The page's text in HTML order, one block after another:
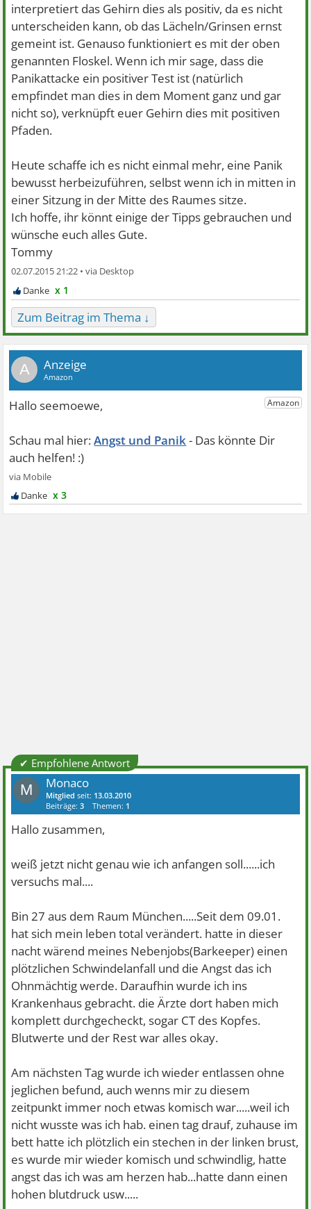
interpretiert das Gehirn dies als positiv, da es nicht
unterscheiden kann, ob das Lächeln/Grinsen ernst
gemeint ist. Genauso funktioniert es mit der oben
genannten Floskel. Wenn ich mir sage, dass die
Panikattacke ein positiver Test ist (natürlich
empfindet man dies in dem Moment ganz und gar
nicht so), verknüpft euer Gehirn dies mit positiven
Pfaden.
Heute schaffe ich es nicht einmal mehr, eine Panik
bewusst herbeizuführen, selbst wenn ich in mitten in
einer Sitzung in der Mitte des Raumes sitze.
Ich hoffe, ihr könnt einige der Tipps gebrauchen und
wünsche euch alles Gute.
Tommy
02.07.2015 21:22 •
x 1
Zum Beitrag im Thema ↓
A
Angst und Panik
x 3
✔ Empfohlene Antwort
M Monaco
Mitglied seit: 13.03.2010
Beiträge:3 Themen: 1
Hallo zusammen,
weiß jetzt nicht genau wie ich anfangen soll......ich
versuchs mal....
Bin 27 aus dem Raum München.....Seit dem 09.01.
hat sich mein leben total verändert. hatte in dieser
nacht wärend meines Nebenjobs(Barkeeper) einen
plötzlichen Schwindelanfall und die Angst das ich
Ohnmächtig werde. Daraufhin wurde ich ins
Krankenhaus gebracht. die Ärzte dort haben mich
komplett durchgecheckt, sogar CT des Kopfes.
Blutwerte und der Rest war alles okay.
Am nächsten Tag wurde ich wieder entlassen ohne
jeglichen befund, auch wenns mir zu diesem
zeitpunkt immer noch etwas komisch war.....weil ich
nicht wusste was ich hab. einen tag drauf, zuhause im
bett hatte ich plötzlich ein stechen in der linken brust,
es wurde mir wieder komisch und schwindlig, hatte
angst das ich was am herzen hab...hatte dann einen
hohen blutdruck usw.....